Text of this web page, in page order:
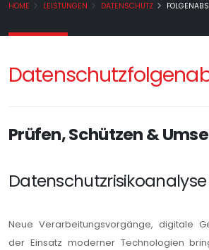
HOME LEISTUNGEN DATENSCHUTZ
Prüfen, Schützen &
Datenschutzrisikoanalyse
Neue Verarbeitungsvorgänge, digitale
der Einsatz moderner Technologien